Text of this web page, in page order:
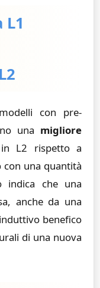
L1
con pre-
una migliore
in L2 rispetto a
con una quantità
indica che una
anche da una
benefico
di una nuova